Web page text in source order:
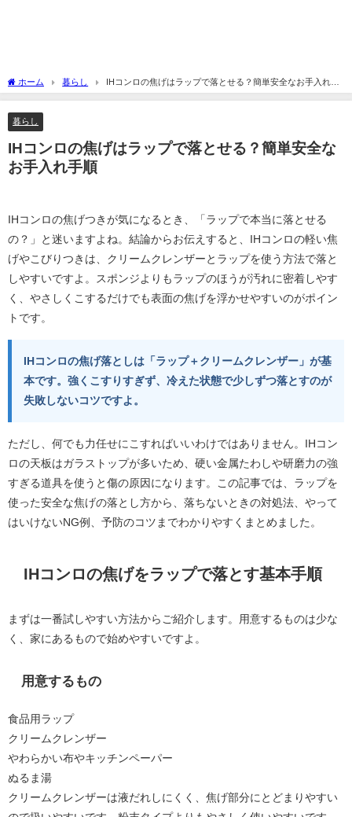
ホーム 暮らし
IHコンロの焦げはラップで落とせる？簡単安全なお手入れ手
順
暮らし
IHコンロの焦げはラップで落とせる？簡単安全な
お手入れ手順
IHコンロの焦げつきが気になるとき、「ラップで本当に落とせる
の？」と迷いますよね。結論からお伝えすると、IHコンロの軽い焦
げやこびりつきは、クリームクレンザーとラップを使う方法で落と
しやすいですよ。スポンジよりもラップのほうが汚れに密着しやす
く、やさしくこするだけでも表面の焦げを浮かせやすいのがポイン
トです。
IHコンロの焦げ落としは「ラップ＋クリームクレンザー」が基
本です。強くこすりすぎず、冷えた状態で少しずつ落とすのが
失敗しないコツですよ。
ただし、何でも力任せにこすればいいわけではありません。IHコン
ロの天板はガラストップが多いため、硬い金属たわしや研磨力の強
すぎる道具を使うと傷の原因になります。この記事では、ラップを
使った安全な焦げの落とし方から、落ちないときの対処法、やって
はいけないNG例、予防のコツまでわかりやすくまとめました。
IHコンロの焦げをラップで落とす基本手順
まずは一番試しやすい方法からご紹介します。用意するものは少な
く、家にあるもので始めやすいですよ。
用意するもの
食品用ラップ
クリームクレンザー
やわらかい布やキッチンペーパー
ぬるま湯
クリームクレンザーは液だれしにくく、焦げ部分にとどまりやすい